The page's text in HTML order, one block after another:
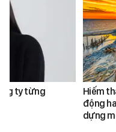
ty từng
Hiếm
động
dựng